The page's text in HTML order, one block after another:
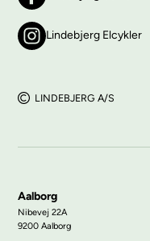
Lindebjerg Elcykler
LINDEBJERG A/S
Aalborg
Nibevej 22A
9200 Aalborg